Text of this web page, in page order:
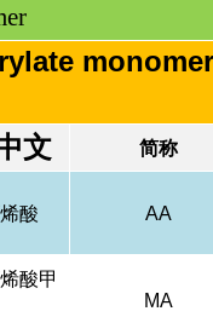
文 简称
酸 AA
酸甲
MA